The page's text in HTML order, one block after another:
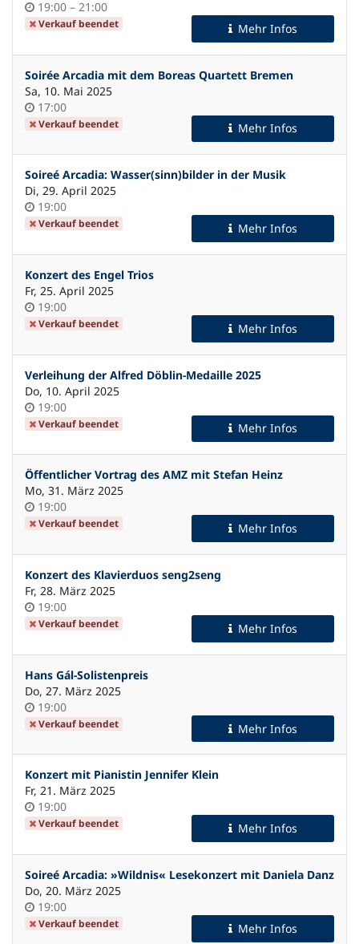
Uhrzeit
19:00 –bis
21:00
Verkauf beendet Mehr Infos
Soirée Arcadia mit dem Boreas Quartett Bremen
Sa, 10. Mai 2025
Uhrzeit
17:00
Verkauf beendet Mehr Infos
Soireé Arcadia: Wasser(sinn)bilder in der Musik
Di, 29. April 2025
Uhrzeit
19:00
Verkauf beendet Mehr Infos
Konzert des Engel Trios
Fr, 25. April 2025
Uhrzeit
19:00
Verkauf beendet Mehr Infos
Verleihung der Alfred Döblin-Medaille 2025
Do, 10. April 2025
Uhrzeit
19:00
Verkauf beendet Mehr Infos
Öffentlicher Vortrag des AMZ mit Stefan Heinz
Mo, 31. März 2025
Uhrzeit
19:00
Verkauf beendet Mehr Infos
Konzert des Klavierduos seng2seng
Fr, 28. März 2025
Uhrzeit
19:00
Verkauf beendet Mehr Infos
Hans Gál-Solistenpreis
Do, 27. März 2025
Uhrzeit
19:00
Verkauf beendet Mehr Infos
Konzert mit Pianistin Jennifer Klein
Fr, 21. März 2025
Uhrzeit
19:00
Verkauf beendet Mehr Infos
Soireé Arcadia: »Wildnis« Lesekonzert mit Daniela Danz
Do, 20. März 2025
Uhrzeit
19:00
Verkauf beendet Mehr Infos